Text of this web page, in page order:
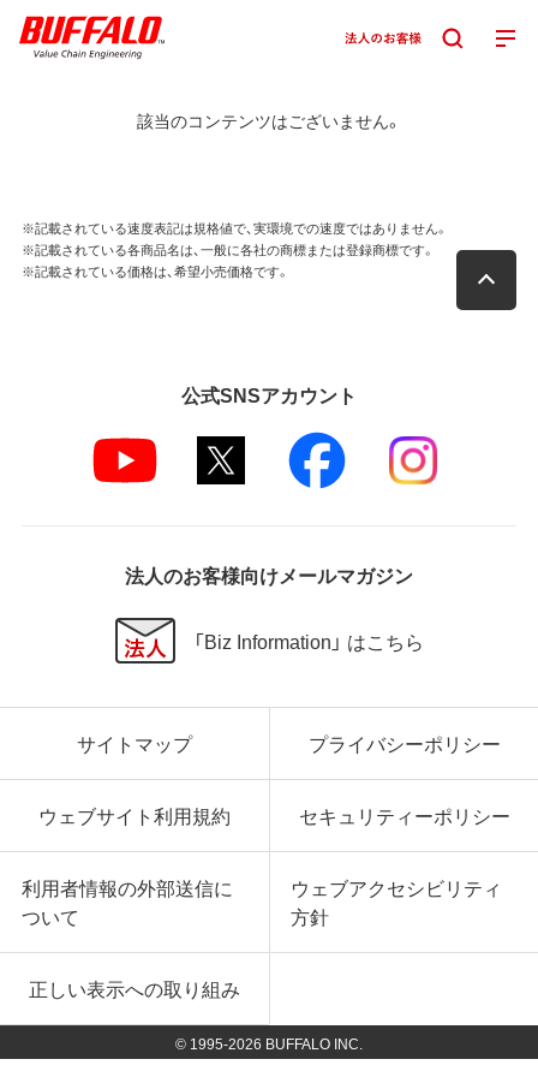
該当のコンテンツはございません。
※記載されている速度表記は規格値で、実環境での速度ではありません。
※記載されている各商品名は、一般に各社の商標または登録商標です。
※記載されている価格は、希望小売価格です。
公式SNSアカウント
法人のお客様向けメールマガジン
「Biz Information」 はこちら
サイトマップ プライバシーポリシー
ウェブサイト利用規約 セキュリティーポリシー
利用者情報の外部送信に
ついて
ウェブアクセシビリティ
方針
正しい表示への取り組み
© 1995-2026 BUFFALO INC.